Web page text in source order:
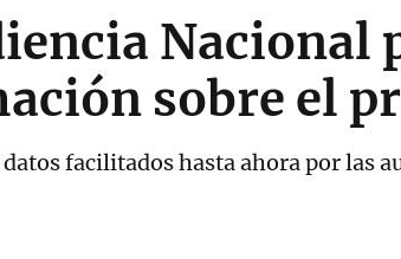
Nacional
sobre el
facilitados hasta ahora por las